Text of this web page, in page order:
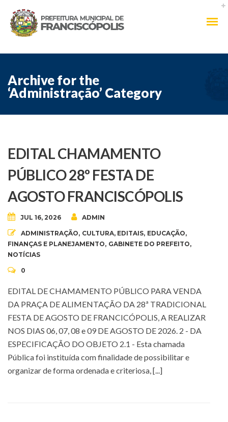
Archive for the
‘Administração’ Category
EDITAL CHAMAMENTO
PÚBLICO 28º FESTA DE
AGOSTO FRANCISCÓPOLIS
JUL 16, 2026 ADMIN
ADMINISTRAÇÃO, CULTURA, EDITAIS, EDUCAÇÃO,
FINANÇAS E PLANEJAMENTO, GABINETE DO PREFEITO,
NOTÍCIAS
0
EDITAL DE CHAMAMENTO PÚBLICO PARA VENDA
DA PRAÇA DE ALIMENTAÇÃO DA 28ª TRADICIONAL
FESTA DE AGOSTO DE FRANCICÓPOLIS, A REALIZAR
NOS DIAS 06, 07, 08 e 09 DE AGOSTO DE 2026. 2 - DA
ESPECIFICAÇÃO DO OBJETO 2.1 - Esta chamada
Pública foi instituída com finalidade de possibilitar e
organizar de forma ordenada e criteriosa, [...]